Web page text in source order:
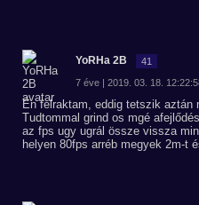
YoRHa 2B 41
7 éve | 2019. 03. 18.
Én felraktam, eddig tetszik aztán
Tudtommal grind os mgé
az fps ugy ugrál össze vissza
helyen 80fps arréb megyek 2m-t